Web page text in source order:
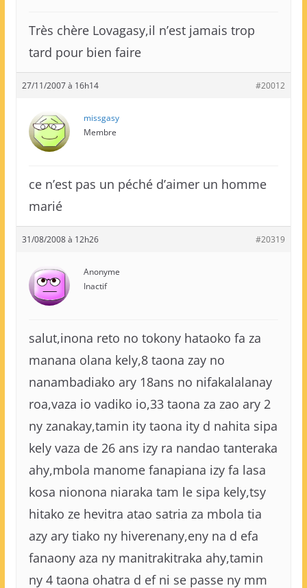
Très chère Lovagasy,il n’est jamais trop
tard pour bien faire
27/11/2007 à 16h14 #20012
missgasy
Membre
ce n’est pas un péché d’aimer un homme
marié
31/08/2008 à 12h26 #20319
Anonyme
Inactif
salut,inona reto no tokony hataoko fa za
manana olana kely,8 taona zay no
nanambadiako ary 18ans no nifakalalanay
roa,vaza io vadiko io,33 taona za zao ary 2
ny zanakay,tamin ity taona ity d nahita sipa
kely vaza de 26 ans izy ra nandao tanteraka
ahy,mbola manome fanapiana izy fa lasa
kosa nionona niaraka tam le sipa kely,tsy
hitako ze hevitra atao satria za mbola tia
azy ary tiako ny hiverenany,eny na d efa
fanaony aza ny manitrakitraka ahy,tamin
ny 4 taona ohatra d ef ni se passe ny mm